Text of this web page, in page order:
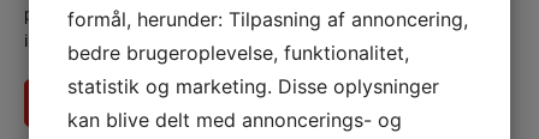
problemer. Vi benytter kun materialer og metoder, som vi kan stå
inde for og som overholder gældende standarder.
Ring på 59 18 33 30 Få et tilbud
formål, herunder: Tilpasning af annoncering,
bedre brugeroplevelse, funktionalitet,
statistik og marketing. Disse oplysninger
kan blive delt med annoncerings- og